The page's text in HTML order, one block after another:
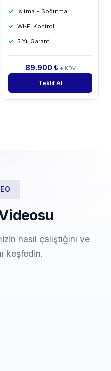
Isıtma + Soğutma
Wi-Fi Kontrol
5 Yıl Garanti
89.900 ₺ + KDV
Teklif Al
nasıl çalıştığını ve
keşfedin.